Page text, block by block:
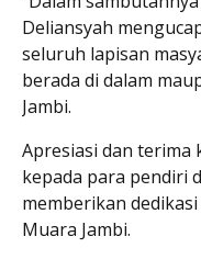
Deliansyah
seluruh lapisan
berada di dalam
Jambi.
Apresiasi dan terima
kepada para pendiri
memberikan
Muara Jambi.